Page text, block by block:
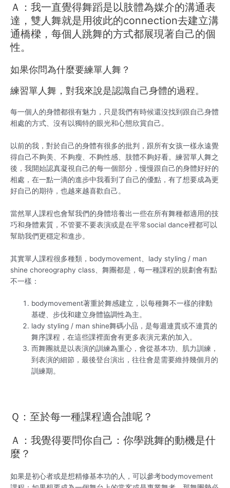
Ａ：我一直覺得舞蹈是以肢體為媒介的溝通表
達，雙人舞就是用彼此的connection去建立溝
通橋樑，每個人跳舞的方式都展現著自己的個
性。
如果你問為什麼要練單人舞？
練習單人舞，對我來說是認識自己身體的過程。
每一個人的身體都很有魅力，只是我們有時候還沒找到跟自己身體
相處的方式、沒有以獨特的眼光和心態欣賞自己。
以前的我，對於自己的身體有很多的批判，跟所有女孩一樣永遠覺
得自己不夠美、不夠瘦、不夠性感、肢體不夠好看。練習單人舞之
後，我開始認真凝視自己的每一個部分，慢慢跟自己的身體好好的
相處，在一點一滴的進步中我看到了自己的優點，有了想要成為更
好自己的期待，也越來越喜歡自己。
當然單人課程也會幫我們的身體培養出一些在所有舞種都適用的技
巧和身體素質，不管要不要表演或是在平常social dance裡都可以
幫助我們更穩定和進步。
其實單人課程很多種類，bodymovement、lady styling / man
shine choreography class、舞團都是，每一種課程的規劃會有點
不一樣：
bodymovement著重於舞感建立，以每種舞不一樣的律動
基礎、步伐和建立身體協調性為主。
lady styling / man shine舞碼小品，是每週連貫或不連貫的
舞序課程，在這些課裡面會有更多表演元素的加入。
而舞團就是以表演的訓練為重心，會從基本功、肌力訓練，
到表演的細節，最後登台演出，往往會是需要維持幾個月的
訓練期。
Ｑ：至於每一種課程適合誰呢？
Ａ：我覺得要問你自己：你學跳舞的動機是什
麼？
如果是初心者或是想精修基本功的人，可以參考bodymovement